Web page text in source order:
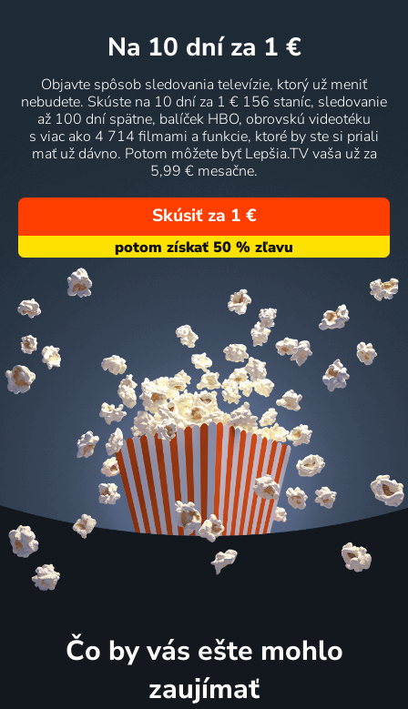
na 10 dní za 1 €
Objavte spôsob sledovania televízie, ktorý už meniť
nebudete. Skúste na 10 dní za 1 € 156 staníc, sledovanie
až 100 dní spätne, balíček HBO, obrovskú videotéku
s viac ako 4 714 filmami a funkcie, ktoré by ste si priali
mať už dávno. Potom môžete byť Lepšia.TV vaša už za
5,99 € mesačne.
Skúsiť za 1 €
Čo by vás ešte mohlo
zaujímať